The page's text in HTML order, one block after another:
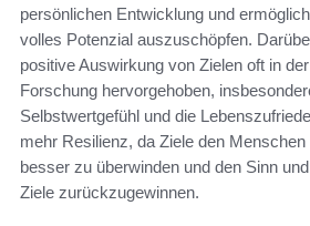
persönlichen Entwicklung und
volles Potenzial auszuschöpfen.
positive Auswirkung von Zielen oft in
Forschung hervorgehoben,
Selbstwertgefühl und die
mehr Resilienz, da Ziele den
besser zu überwinden und den Sinn
Ziele zurückzugewinnen.